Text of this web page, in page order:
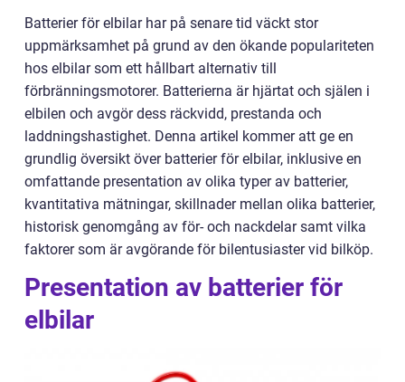
Batterier för elbilar har på senare tid väckt stor
uppmärksamhet på grund av den ökande populariteten
hos elbilar som ett hållbart alternativ till
förbränningsmotorer. Batterierna är hjärtat och själen i
elbilen och avgör dess räckvidd, prestanda och
laddningshastighet. Denna artikel kommer att ge en
grundlig översikt över batterier för elbilar, inklusive en
omfattande presentation av olika typer av batterier,
kvantitativa mätningar, skillnader mellan olika batterier,
historisk genomgång av för- och nackdelar samt vilka
faktorer som är avgörande för bilentusiaster vid bilköp.
Presentation av batterier för
elbilar